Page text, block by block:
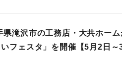
滝沢市の工務店・大共ホー
フェスタ」を開催【5月2日～